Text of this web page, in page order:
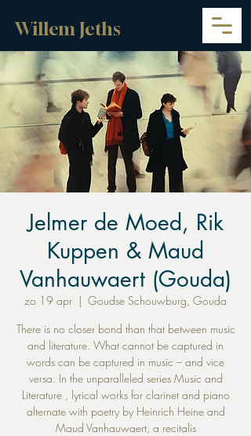
Willem Jeths
Jelmer de Moed, Rik
Kuppen & Maud
Vanhauwaert (Gouda)
zo 19 apr
  |
Goudse Schouwburg, Gouda
There is no closer bond than that between music
and literature. What cannot be captured in
words can be captured in music – and vice
versa. In the unparalleled series Music and
Literature , lyrical works for clarinet and piano
alternate with poetry by Heinrich Heine and
Maud Vanhauwaert, a recitalis